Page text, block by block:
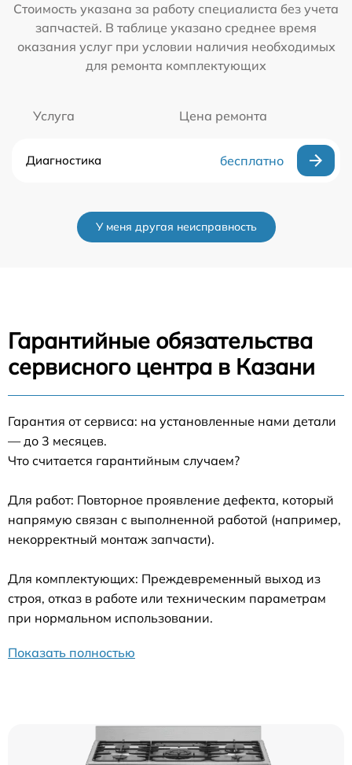
Стоимость указана за работу специалиста без учета
запчастей. В таблице указано среднее время
оказания услуг при условии наличия необходимых
для ремонта комплектующих
Услуга Цена ремонта
Диагностика бесплатно
У меня другая неисправность
Гарантийные обязательства
сервисного центра в Казани
Гарантия от сервиса: на установленные нами детали
— до 3 месяцев.
Что считается гарантийным случаем?
Для работ: Повторное проявление дефекта, который
напрямую связан с выполненной работой (например,
некорректный монтаж запчасти).
Для комплектующих: Преждевременный выход из
строя, отказ в работе или техническим параметрам
при нормальном использовании.
Показать полностью